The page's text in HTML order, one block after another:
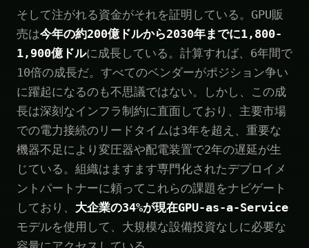
そして注がれる資金がそれを証明している。GPU販
売は今年の約200億ドルから2030年までに1,800-
1,900億ドルに成長している。計算すれば、6年間で
10倍の成長だ。すべてのベンダーがポジション争い
に躍起になるのも不思議ではない。しかし、この成
長は深刻なインフラ制約に直面しており、主要市場
での電力接続のリードタイムは3年を超え、重要な
機器不足により変圧器や配電装置で2年の遅延が生
じている。組織はますます専門化されたデプロイメ
ントパートナーに頼ってこれらの課題をナビゲート
しており、 大企業の34%が現在GPU-as-a-Service
モデルを使用して、大規模な設備投資なしに必要な